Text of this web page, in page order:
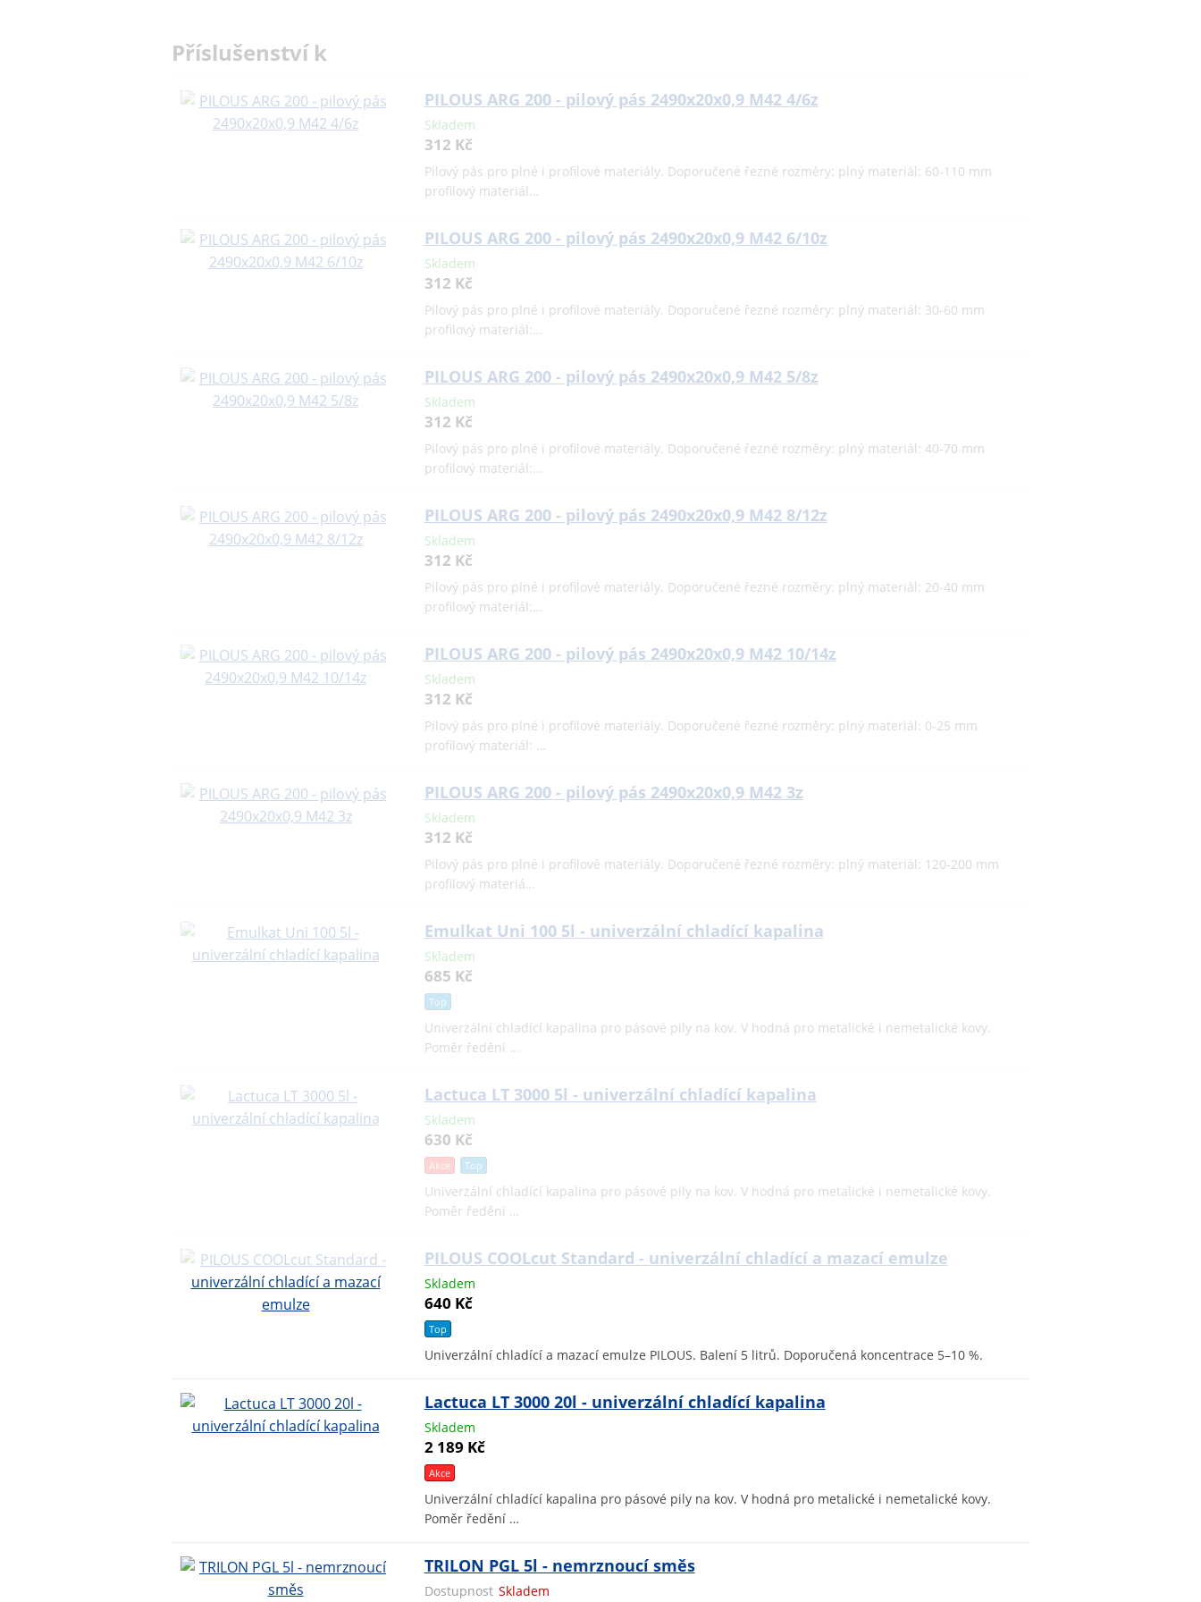
Příslušenství k
PILOUS ARG 200 - pilový pás 2490x20x0,9 M42 4/6z
Skladem
312 Kč
Pilový pás pro plné i profilové materiály. Doporučené řezné rozměry: plný materiál: 60-110 mm
profilový materiál…
PILOUS ARG 200 - pilový pás 2490x20x0,9 M42 6/10z
Skladem
312 Kč
Pilový pás pro plné i profilové materiály. Doporučené řezné rozměry: plný materiál: 30-60 mm
profilový materiál:…
PILOUS ARG 200 - pilový pás 2490x20x0,9 M42 5/8z
Skladem
312 Kč
Pilový pás pro plné i profilové materiály. Doporučené řezné rozměry: plný materiál: 40-70 mm
profilový materiál:…
PILOUS ARG 200 - pilový pás 2490x20x0,9 M42 8/12z
Skladem
312 Kč
Pilový pás pro plné i profilové materiály. Doporučené řezné rozměry: plný materiál: 20-40 mm
profilový materiál:…
PILOUS ARG 200 - pilový pás 2490x20x0,9 M42 10/14z
Skladem
312 Kč
Pilový pás pro plné i profilové materiály. Doporučené řezné rozměry: plný materiál: 0-25 mm
profilový materiál: …
PILOUS ARG 200 - pilový pás 2490x20x0,9 M42 3z
Skladem
312 Kč
Pilový pás pro plné i profilové materiály. Doporučené řezné rozměry: plný materiál: 120-200 mm
profilový materiá…
Emulkat Uni 100 5l - univerzální chladící kapalina
Skladem
685 Kč
Top
Univerzální chladící kapalina pro pásové pily na kov. V hodná pro metalické i nemetalické kovy.
Poměr ředění …
Lactuca LT 3000 5l - univerzální chladící kapalina
Skladem
630 Kč
Akce Top
Univerzální chladící kapalina pro pásové pily na kov. V hodná pro metalické i nemetalické kovy.
Poměr ředění …
PILOUS COOLcut Standard - univerzální chladící a mazací emulze
Skladem
640 Kč
Top
Univerzální chladící a mazací emulze PILOUS. Balení 5 litrů. Doporučená koncentrace 5–10 %.
Lactuca LT 3000 20l - univerzální chladící kapalina
Skladem
2 189 Kč
Akce
Univerzální chladící kapalina pro pásové pily na kov. V hodná pro metalické i nemetalické kovy.
Poměr ředění …
TRILON PGL 5l - nemrznoucí směs
Dostupnost Skladem